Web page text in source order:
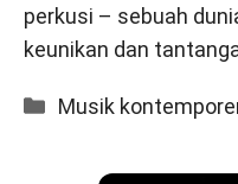
perkusi – sebuah
keunikan dan
Categories
Musik